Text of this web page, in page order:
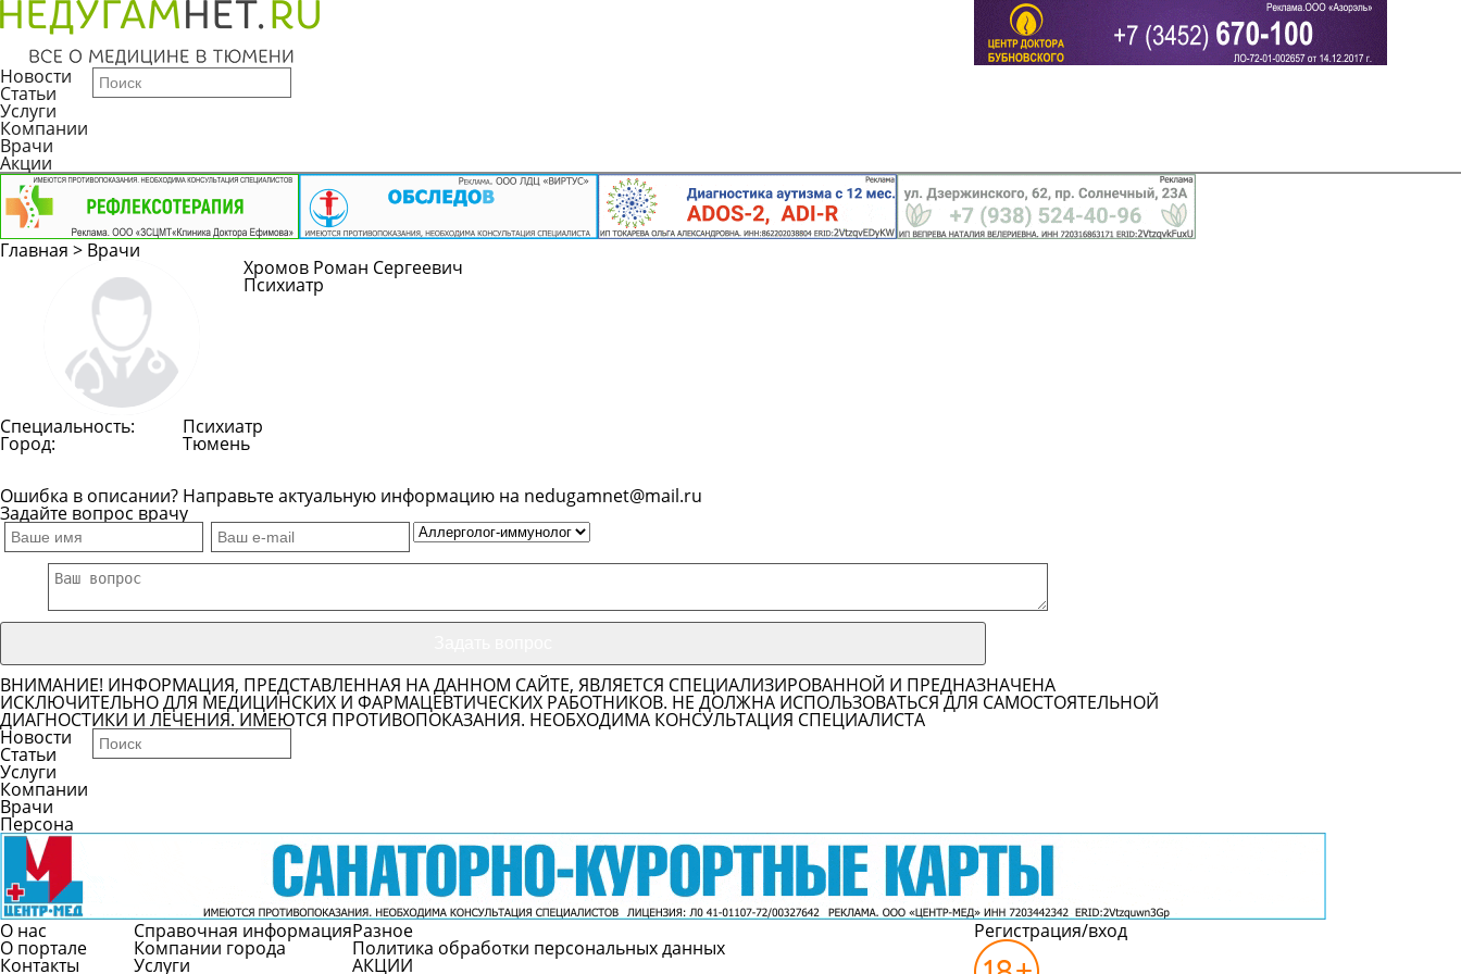
Новости
Статьи
Услуги
Компании
Врачи
Акции
Главная > Врачи
Хромов Роман Сергеевич
Психиатр
Специальность: Психиатр
Город: Тюмень
Ошибка в описании? Направьте актуальную информацию на nedugamnet@mail.ru
Задайте вопрос врачу
ВНИМАНИЕ! ИНФОРМАЦИЯ, ПРЕДСТАВЛЕННАЯ НА ДАННОМ САЙТЕ, ЯВЛЯЕТСЯ СПЕЦИАЛИЗИРОВАННОЙ И ПРЕДНАЗНАЧЕНА
ИСКЛЮЧИТЕЛЬНО ДЛЯ МЕДИЦИНСКИХ И ФАРМАЦЕВТИЧЕСКИХ РАБОТНИКОВ. НЕ ДОЛЖНА ИСПОЛЬЗОВАТЬСЯ ДЛЯ САМОСТОЯТЕЛЬНОЙ
ДИАГНОСТИКИ И ЛЕЧЕНИЯ. ИМЕЮТСЯ ПРОТИВОПОКАЗАНИЯ. НЕОБХОДИМА КОНСУЛЬТАЦИЯ СПЕЦИАЛИСТА
Новости
Статьи
Услуги
Компании
Врачи
Персона
О нас
О портале
Контакты
Справочная информация
Компании города
Услуги
Разное
Политика обработки персональных данных
АКЦИИ
Регистрация/вход